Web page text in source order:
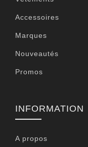
Accessoires
Marques
Nouveautés
Promos
INFORMATION
A propos